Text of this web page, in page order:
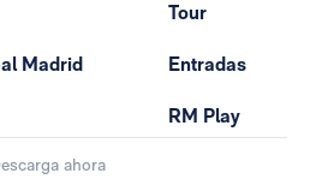
Madrid
Tour
Entradas
RM Play
ahora